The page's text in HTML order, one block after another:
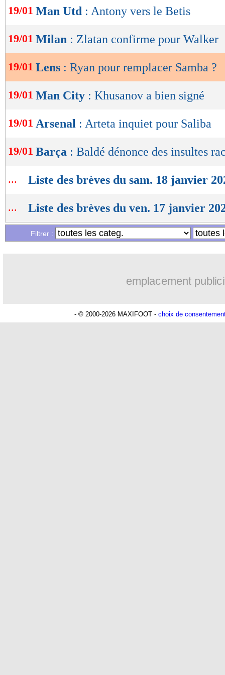
lecture
OK
19/01 Man Utd : Antony vers le Betis
19/01 Milan : Zlatan confirme pour Walker
19/01 Lens : Ryan pour remplacer Samba ?
19/01 Man City : Khusanov a bien signé
19/01 Arsenal : Arteta inquiet pour Saliba
19/01 Barça : Baldé dénonce des insultes
... Liste des brèves du sam. 18 janvier
... Liste des brèves du ven. 17 janvier
Filtrer :
emplacement
- © 2000-2026 MAXIFOOT - choix de